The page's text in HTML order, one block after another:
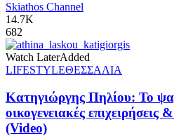
Skiathos Channel
14.7K
682
Watch LaterAdded
LIFESTYLEΘΕΣΣΑΛΙΑ
Κατηγιώργης Πηλίου: Το
οικογενειακές επιχειρήσεις
(Video)